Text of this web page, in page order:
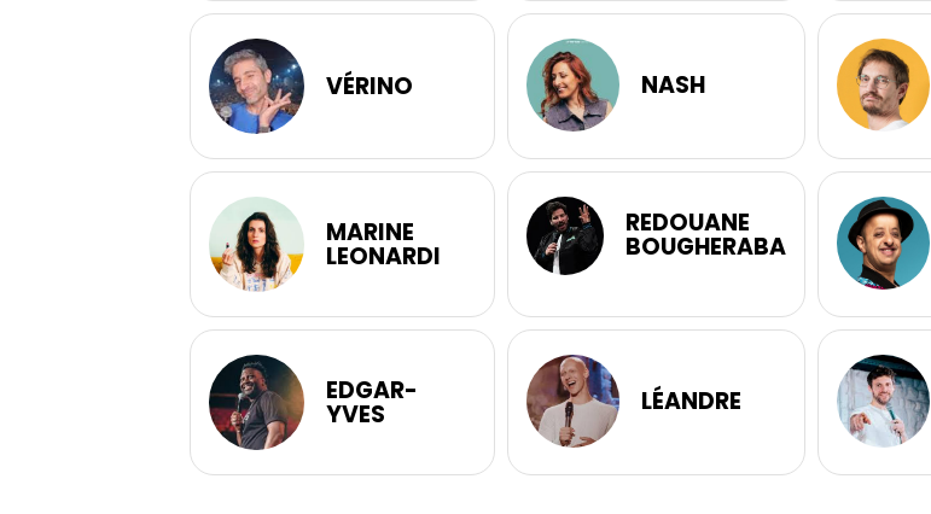
VÉRINO NASH
MARINE
LEONARDI
REDOUANE
BOUGHERABA
EDGAR-
YVES LÉANDRE